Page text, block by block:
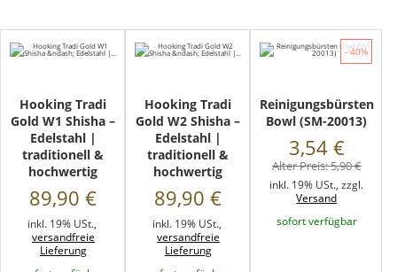
Hooking Tradi
Gold W1 Shisha –
Edelstahl |
traditionell &
hochwertig
89,90 €
inkl. 19% USt.,
versandfreie
Lieferung
Hooking Tradi
Gold W2 Shisha –
Edelstahl |
traditionell &
hochwertig
89,90 €
inkl. 19% USt.,
versandfreie
Lieferung
Reinigungsbürsten
Bowl (SM-20013)
3,54 €
Alter Preis:5,90 €
inkl. 19% USt., zzgl.
Versand
sofort verfügbar
- 40%